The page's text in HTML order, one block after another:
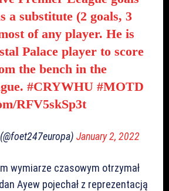
a substitute (2 goals, 3
of any player. He is
Palace player to score
the bench in the
#CRYWHU #MOTD
RFV5skSp3t
January 2, 2022
wymiarze czasowym otrzymał
Ayew pojechał z reprezentacją